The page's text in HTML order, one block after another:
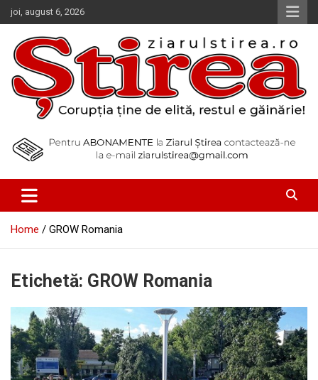
Skip
to
content
joi, august 6, 2026
Ziarul Știrea
Home GROW Romania
Etichetă: GROW Romania